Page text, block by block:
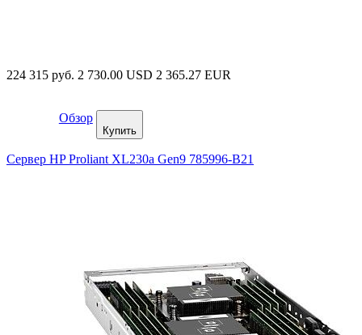
224 315 руб. 2 730.00 USD 2 365.27 EUR
Обзор
Купить
Сервер HP Proliant XL230a Gen9 785996-B21